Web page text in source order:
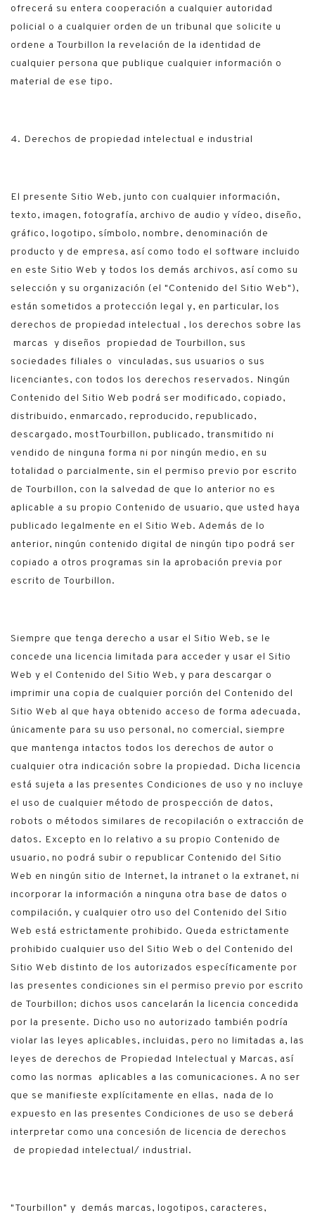
ofrecerá su entera cooperación a cualquier autoridad
policial o a cualquier orden de un tribunal que solicite u
ordene a Tourbillon la revelación de la identidad de
cualquier persona que publique cualquier información o
material de ese tipo.
4. Derechos de propiedad intelectual e industrial
El presente Sitio Web, junto con cualquier información,
texto, imagen, fotografía, archivo de audio y vídeo, diseño,
gráfico, logotipo, símbolo, nombre, denominación de
producto y de empresa, así como todo el software incluido
en este Sitio Web y todos los demás archivos, así como su
selección y su organización (el "Contenido del Sitio Web"),
están sometidos a protección legal y, en particular, los
derechos de propiedad intelectual , los derechos sobre las
marcas y diseños propiedad de Tourbillon, sus
sociedades filiales o vinculadas, sus usuarios o sus
licenciantes, con todos los derechos reservados. Ningún
Contenido del Sitio Web podrá ser modificado, copiado,
distribuido, enmarcado, reproducido, republicado,
descargado, mostTourbillon, publicado, transmitido ni
vendido de ninguna forma ni por ningún medio, en su
totalidad o parcialmente, sin el permiso previo por escrito
de Tourbillon, con la salvedad de que lo anterior no es
aplicable a su propio Contenido de usuario, que usted haya
publicado legalmente en el Sitio Web. Además de lo
anterior, ningún contenido digital de ningún tipo podrá ser
copiado a otros programas sin la aprobación previa por
escrito de Tourbillon.
Siempre que tenga derecho a usar el Sitio Web, se le
concede una licencia limitada para acceder y usar el Sitio
Web y el Contenido del Sitio Web, y para descargar o
imprimir una copia de cualquier porción del Contenido del
Sitio Web al que haya obtenido acceso de forma adecuada,
únicamente para su uso personal, no comercial, siempre
que mantenga intactos todos los derechos de autor o
cualquier otra indicación sobre la propiedad. Dicha licencia
está sujeta a las presentes Condiciones de uso y no incluye
el uso de cualquier método de prospección de datos,
robots o métodos similares de recopilación o extracción de
datos. Excepto en lo relativo a su propio Contenido de
usuario, no podrá subir o republicar Contenido del Sitio
Web en ningún sitio de Internet, la intranet o la extranet, ni
incorporar la información a ninguna otra base de datos o
compilación, y cualquier otro uso del Contenido del Sitio
Web está estrictamente prohibido. Queda estrictamente
prohibido cualquier uso del Sitio Web o del Contenido del
Sitio Web distinto de los autorizados específicamente por
las presentes condiciones sin el permiso previo por escrito
de Tourbillon; dichos usos cancelarán la licencia concedida
por la presente. Dicho uso no autorizado también podría
violar las leyes aplicables, incluidas, pero no limitadas a, las
leyes de derechos de Propiedad Intelectual y Marcas, así
como las normas aplicables a las comunicaciones. A no ser
que se manifieste explícitamente en ellas, nada de lo
expuesto en las presentes Condiciones de uso se deberá
interpretar como una concesión de licencia de derechos
de propiedad intelectual/ industrial.
"Tourbillon" y demás marcas, logotipos, caracteres,